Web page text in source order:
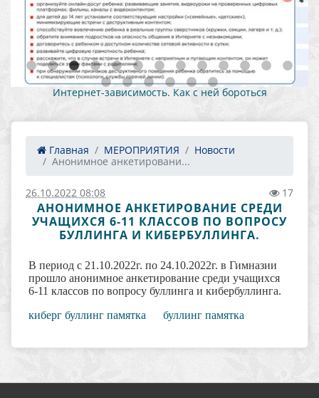
Интернет-зависимость. Как с ней бороться
Главная МЕРОПРИЯТИЯ
Новости
Анонимное анкетировани...
26.10.2022 08:08 17
АНОНИМНОЕ АНКЕТИРОВАНИЕ СРЕДИ
УЧАЩИХСЯ 6-11 КЛАССОВ ПО ВОПРОСУ
БУЛЛИНГА И КИБЕРБУЛЛИНГА.
В период с 21.10.2022г. по 24.10.2022г. в Гимназии
прошло анонимное анкетирование среди учащихся
6-11 классов по вопросу буллинга и кибербуллинга.
киберг буллинг памятка
буллинг памятка